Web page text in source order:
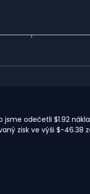
odečetli $1.92
zisk ve výši $-46.38